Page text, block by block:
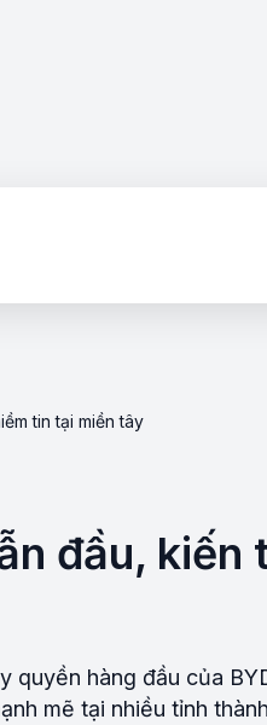
tin tại miền tây
đầu, kiến
quyền hàng đầu của
mẽ tại nhiều tỉnh